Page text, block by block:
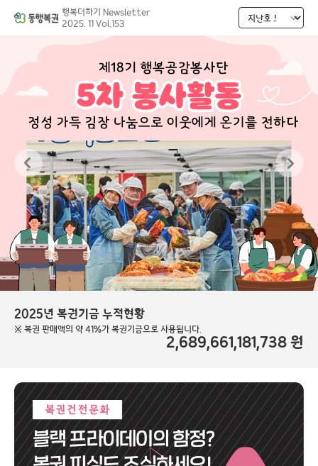
행복더하기 Newsletter
2025. 11 Vol.153
2025년 복권기금 누적현황
※ 복권 판매액의 약 41%가 복권기금으로 사용됩니다.
2,689,661,181,738 원